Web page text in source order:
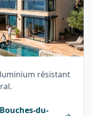
résistant
Bouches-du-